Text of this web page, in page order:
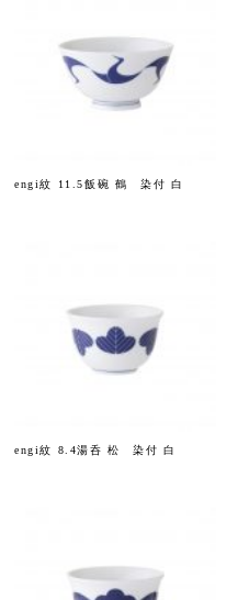
engi紋 11.5飯碗 鶴 染付 白
engi紋 8.4湯呑 松 染付 白